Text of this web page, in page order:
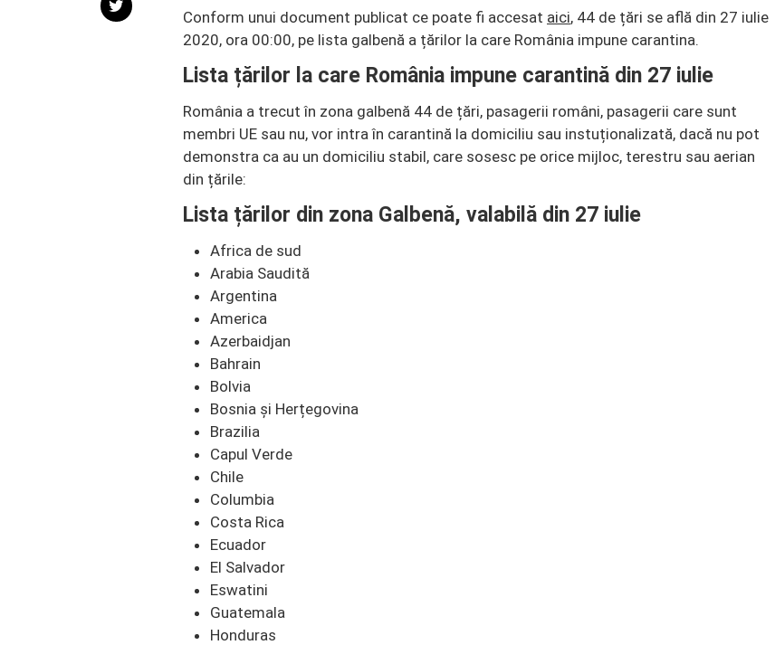
Conform unui document publicat ce poate fi accesat aici, 44 de țări se află din 27 iulie
2020, ora 00:00, pe lista galbenă a țărilor la care România impune carantina.
Lista țărilor la care România impune carantină din 27 iulie
România a trecut în zona galbenă 44 de țări, pasagerii români, pasagerii care sunt
membri UE sau nu, vor intra în carantină la domiciliu sau instuționalizată, dacă nu pot
demonstra ca au un domiciliu stabil, care sosesc pe orice mijloc, terestru sau aerian
din țările:
Lista țărilor din zona Galbenă, valabilă din 27 iulie
Africa de sud
Arabia Saudită
Argentina
America
Azerbaidjan
Bahrain
Bolvia
Bosnia și Herțegovina
Brazilia
Capul Verde
Chile
Columbia
Costa Rica
Ecuador
El Salvador
Eswatini
Guatemala
Honduras